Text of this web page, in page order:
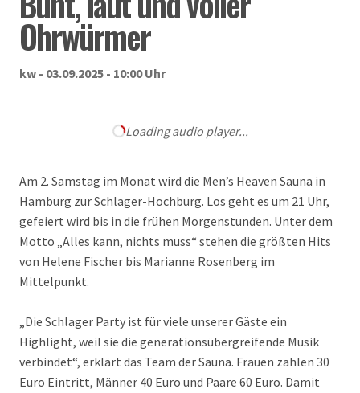
Ohrwürmer
kw - 03.09.2025 - 10:00 Uhr
Loading audio player...
Am 2. Samstag im Monat wird die Men’s Heaven Sauna in
Hamburg zur Schlager-Hochburg. Los geht es um 21 Uhr,
gefeiert wird bis in die frühen Morgenstunden. Unter dem
Motto „Alles kann, nichts muss“ stehen die größten Hits
von Helene Fischer bis Marianne Rosenberg im
Mittelpunkt.
„Die Schlager Party ist für viele unserer Gäste ein
Highlight, weil sie die generationsübergreifende Musik
verbindet“, erklärt das Team der Sauna. Frauen zahlen 30
Euro Eintritt, Männer 40 Euro und Paare 60 Euro. Damit